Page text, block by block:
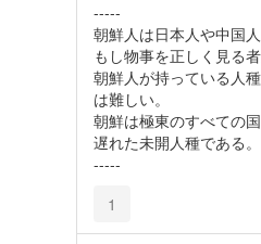
-----
朝鮮人は日本人や中国
もし物事を正しく見る
朝鮮人が持っている人
は難しい。
朝鮮は極東のすべての
遅れた未開人種である。
-----
1